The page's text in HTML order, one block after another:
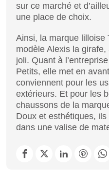
sur ce marché et
une place de choix.
Ainsi, la marque lilloise
modèle Alexis la
joli. Quant à
Petits, elle met en
conviennent pour les
extérieurs. Et pour les
chaussons de la
Doux et esthétiques,
dans une valise de